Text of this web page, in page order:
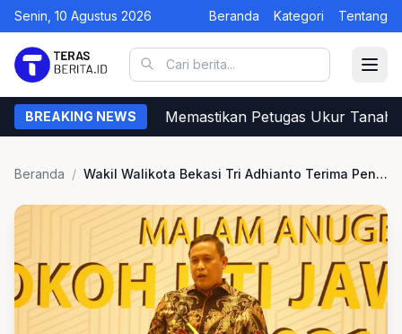
Senin, 10 Agustus 2026 Beranda Kategori Tentang
BREAKING NEWS
Begini Cara Warga Memastikan Petugas Ukur Tanah
Beranda / Wakil Walikota Bekasi Tri Adhianto Terima Penghargaan dari IJTI Jawa Barat